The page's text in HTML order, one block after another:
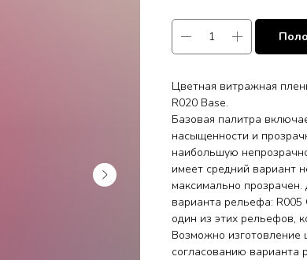
Цветная витражная
R020 Base.
Базовая палитра
насыщенности и
наибольшую
имеет средний вариант
максимально
варианта рельефа:
один из этих рельефов,
Возможно изготовление
согласованию